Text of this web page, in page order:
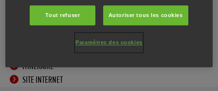
Emiel Clausstraat 59 P2,St.-Eloois-Vijve,8793
ITINÉRAIRE
SITE INTERNET
Tout refuser Autoriser tous les cookies
Paramètres des cookies